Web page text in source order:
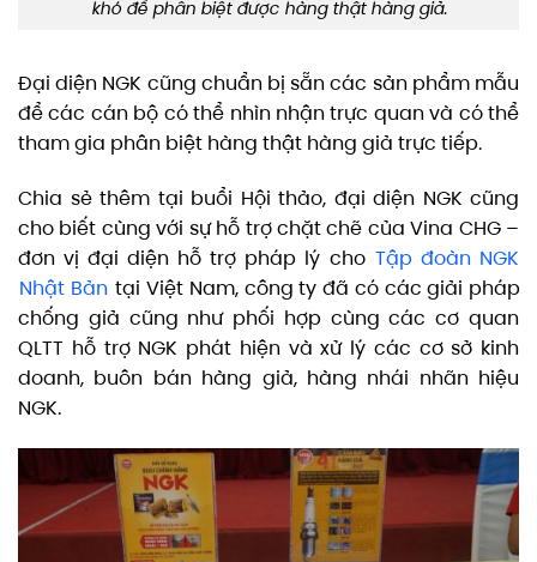
khó để phân biệt được hàng thật hàng giả.
Đại diện NGK cũng chuẩn bị sẵn các sản phẩm mẫu
để các cán bộ có thể nhìn nhận trực quan và có thể
tham gia phân biệt hàng thật hàng giả trực tiếp.
Chia sẻ thêm tại buổi Hội thảo, đại diện NGK cũng
cho biết cùng với sự hỗ trợ chặt chẽ của Vina CHG –
đơn vị đại diện hỗ trợ pháp lý cho Tập đoàn NGK
Nhật Bản tại Việt Nam, công ty đã có các giải pháp
chống giả cũng như phối hợp cùng các cơ quan
QLTT hỗ trợ NGK phát hiện và xử lý các cơ sở kinh
doanh, buôn bán hàng giả, hàng nhái nhãn hiệu
NGK.